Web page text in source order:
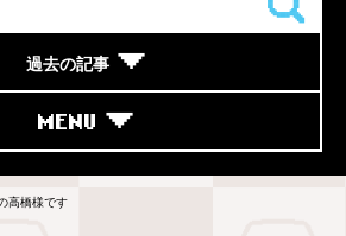
過去の記事
MENU
高橋様です